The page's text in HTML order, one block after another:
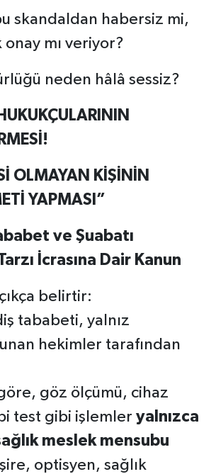
skandaldan habersiz mi,
onay mı veriyor?
neden hâlâ sessiz?
OLMAYAN KİŞİNİN
YAPMASI”
ve Şuabatı
İcrasına Dair Kanun
belirtir:
tababeti, yalnız
hekimler tarafından
göz ölçümü, cihaz
test gibi işlemler yalnızca
meslek mensubu
optisyen, sağlık